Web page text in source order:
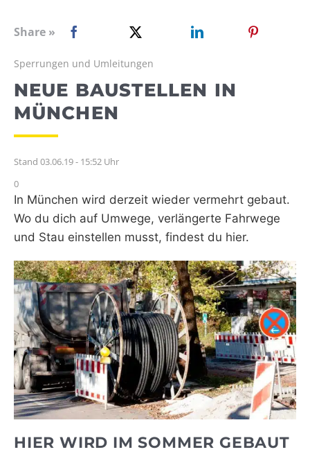
Share »
Sperrungen und Umleitungen
NEUE BAUSTELLEN IN
MÜNCHEN
Stand 03.06.19 - 15:52 Uhr
0
In München wird derzeit wieder vermehrt gebaut.
Wo du dich auf Umwege, verlängerte Fahrwege
und Stau einstellen musst, findest du hier.
HIER WIRD IM SOMMER GEBAUT